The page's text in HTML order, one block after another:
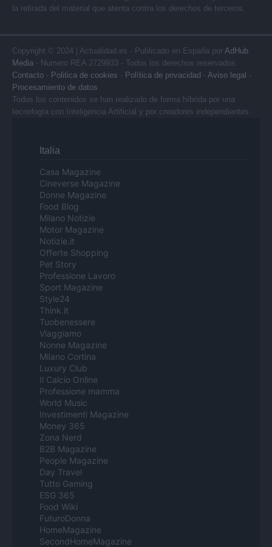
la retirada del material que atenta contra los derechos de terceros.
Copyright © 2024 | Actualidad.es - Publicado en España por AdHub
Media - Numero REA 2729933 - Todos los derechos reservados.
Contacto - Politica de cookies - Política de privacidad - Aviso legal -
Procesamiento de datos
Todos los contenidos se han realizado de forma híbrida por una
tecnología con Inteligencia Artificial y por creadores independientes
Italia
Casa Magazine
Cineverse Magazine
Donne Magazine
Food Blog
Milano Notizie
Motor Magazine
Notizie.it
Offerte Shopping
Pet Story
Professione Lavoro
Sport Magazine
Style24
Think.it
Tuobenessere
Viaggiamo
Nonne Magazine
Milano Cortina
Luxury Club
Il Calcio Online
Professione mamma
World Music
Investimenti Magazine
Money 365
Zona Nerd
B2B Magazine
People Magazine
Day Travel
Tutto Gaming
ESG 365
Food Wiki
FuturoDonna
HomeMagazine
SecondHomeMagazine